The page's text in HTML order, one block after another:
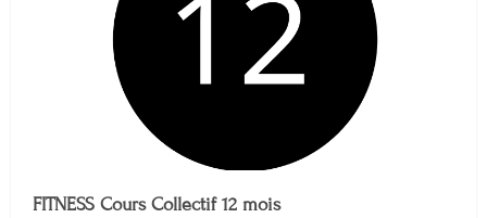
FITNESS Cours Collectif 12 mois